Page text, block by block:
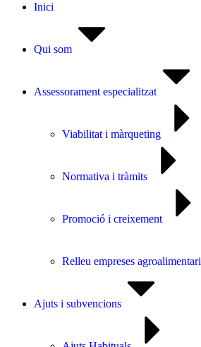
Inici
Qui som
Assessorament especialitzat
Viabilitat i màrqueting
Normativa i tràmits
Promoció i creixement
Relleu empreses agroalimentari
Ajuts i subvencions